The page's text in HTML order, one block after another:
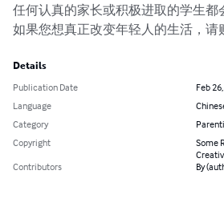
任何认真的家长或积极进取的学生都
如果您想真正改变年轻人的生活，请
Details
Publication Date
Feb
Language
Category
Copyright
Some
Contributors
By